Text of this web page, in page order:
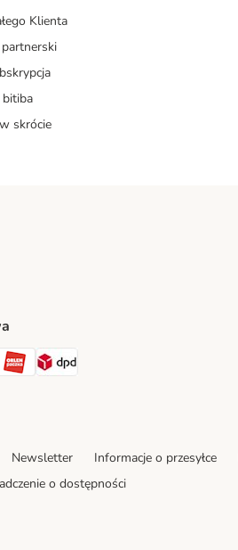
Klienta
bitiba
skrócie
InPost Shipping Method
ORLEN Paczka. Shipping Method
Newsletter Informacje o przesyłce
o dostępności